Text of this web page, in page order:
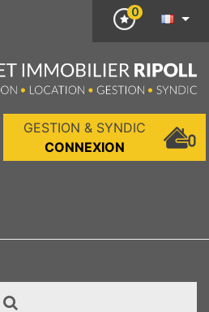
0
GESTION & SYNDIC
CONNEXION